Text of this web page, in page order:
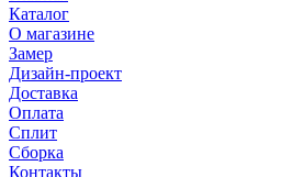
Каталог
О магазине
Замер
Дизайн-проект
Доставка
Оплата
Сплит
Сборка
Контакты